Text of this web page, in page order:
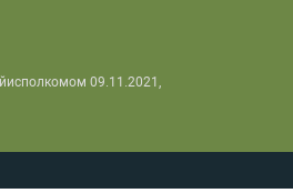
09.11.2021,